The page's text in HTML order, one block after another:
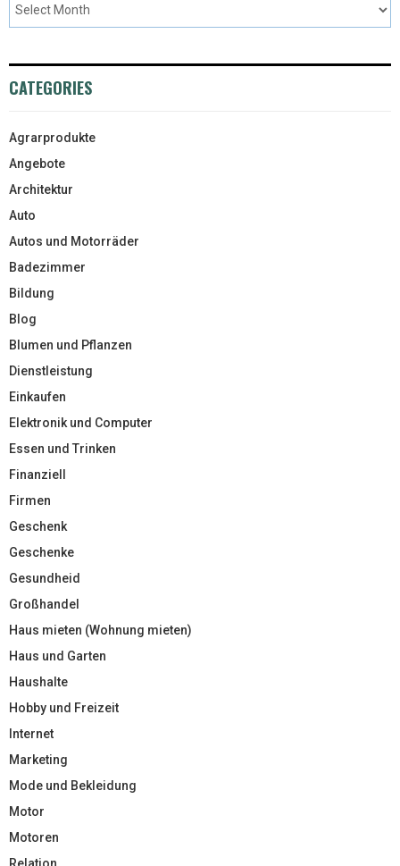
CATEGORIES
Agrarprodukte
Angebote
Architektur
Auto
Autos und Motorräder
Badezimmer
Bildung
Blog
Blumen und Pflanzen
Dienstleistung
Einkaufen
Elektronik und Computer
Essen und Trinken
Finanziell
Firmen
Geschenk
Geschenke
Gesundheid
Großhandel
Haus mieten (Wohnung mieten)
Haus und Garten
Haushalte
Hobby und Freizeit
Internet
Marketing
Mode und Bekleidung
Motor
Motoren